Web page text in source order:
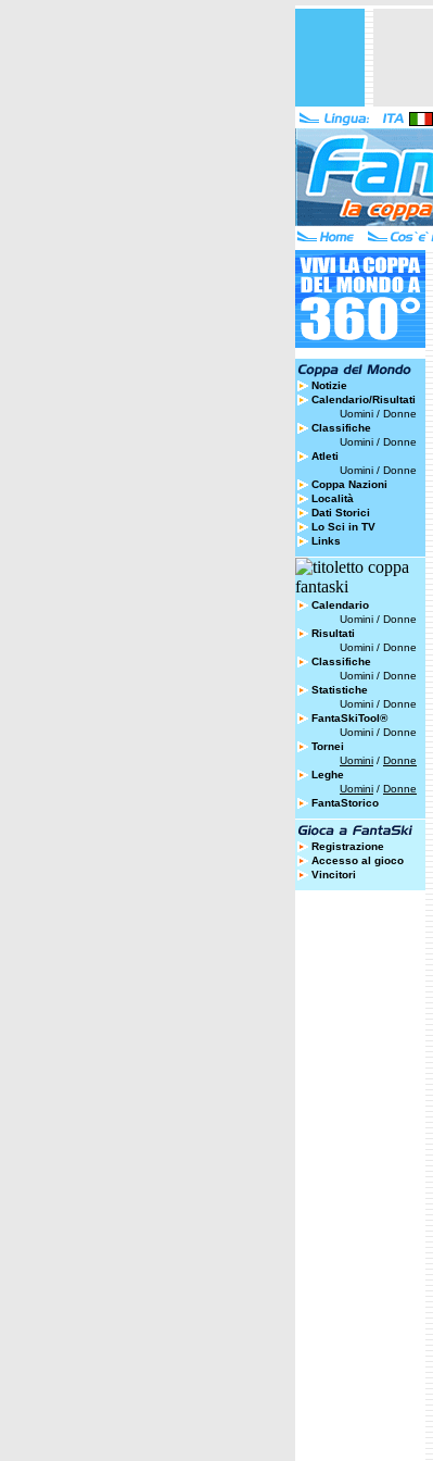
Notizie
Calendario/Risultati
Uomini / Donne
Classifiche
Uomini / Donne
Atleti
Uomini / Donne
Coppa Nazioni
Località
Dati Storici
Lo Sci in TV
Links
Calendario
Uomini / Donne
Risultati
Uomini / Donne
Classifiche
Uomini / Donne
Statistiche
Uomini / Donne
FantaSkiTool®
Uomini / Donne
Tornei
Uomini / Donne
Leghe
Uomini / Donne
FantaStorico
Registrazione
Accesso al gioco
Vincitori